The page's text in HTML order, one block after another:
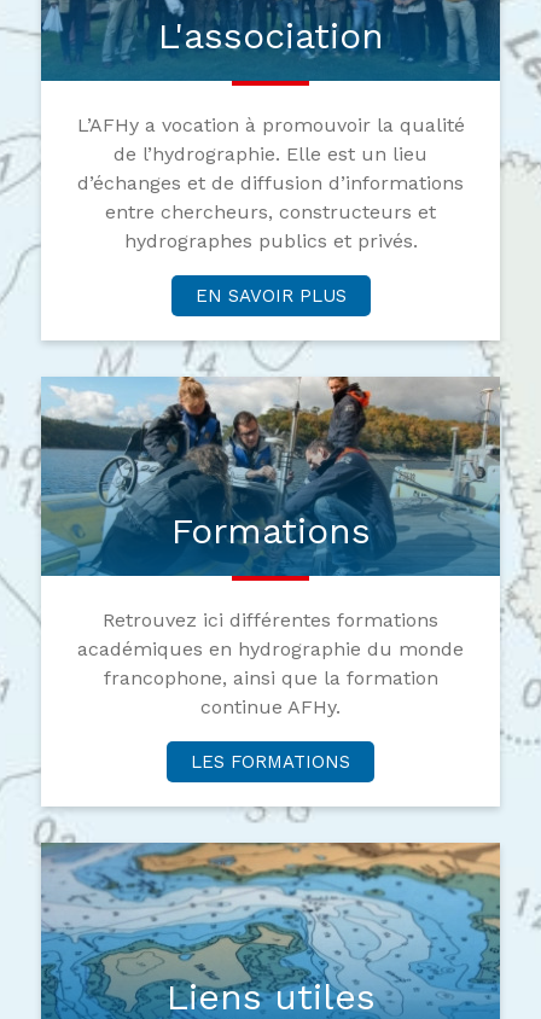
L'association
L’AFHy a vocation à promouvoir la qualité
de l’hydrographie. Elle est un lieu
d’échanges et de diffusion d’informations
entre chercheurs, constructeurs et
hydrographes publics et privés.
EN SAVOIR PLUS
Formations
Retrouvez ici différentes formations
académiques en hydrographie du monde
francophone, ainsi que la formation
continue AFHy.
LES FORMATIONS
Liens utiles